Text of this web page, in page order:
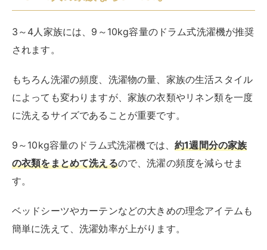
ベッドシーツやカーテンなどの大きめの理念アイテムも
簡単に洗えて、洗濯効率が上がります。
ドラム式は縦型より水の消費を抑えられるので、たくさ
ん洗っても経済的な面でもおすすめです。
大家族なら11～12㎏
育ち盛りの子ども、部活に励む子どもがいる家庭